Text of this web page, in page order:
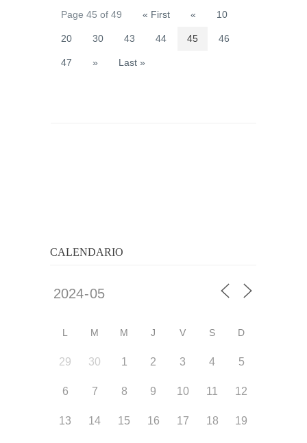
Page 45 of 49 « First « 10
20 30 43 44 45 46
47 » Last »
CALENDARIO
L M M J V S D
29 30 1 2 3 4 5
6 7 8 9 10 11 12
13 14 15 16 17 18 19